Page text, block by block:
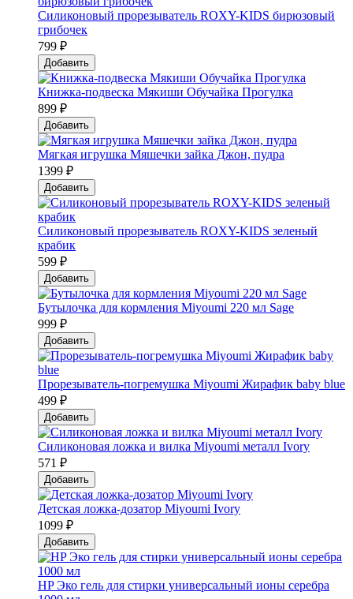
Силиконовый прорезыватель ROXY-KIDS бирюзовый
грибочек
799 ₽
Добавить
Книжка-подвеска Мякиши Обучайка Прогулка
899 ₽
Добавить
Мягкая игрушка Мяшечки зайка Джон, пудра
1399 ₽
Добавить
Силиконовый прорезыватель ROXY-KIDS зеленый
крабик
599 ₽
Добавить
Бутылочка для кормления Miyoumi 220 мл Sage
999 ₽
Добавить
Прорезыватель-погремушка Мiyoumi Жирафик baby blue
499 ₽
Добавить
Силиконовая ложка и вилка Мiyoumi металл Ivory
571 ₽
Добавить
Детская ложка-дозатор Мiyoumi Ivory
1099 ₽
Добавить
HP Эко гель для стирки универсальный ионы серебра